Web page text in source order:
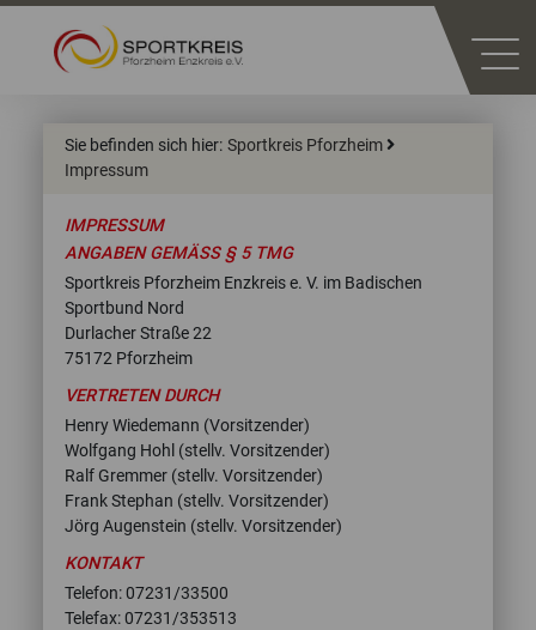
Sie befinden sich hier: Sportkreis Pforzheim
Impressum
IMPRESSUM
ANGABEN GEMÄSS § 5 TMG
Sportkreis Pforzheim Enzkreis e. V. im Badischen
Sportbund Nord
Durlacher Straße 22
75172 Pforzheim
VERTRETEN DURCH
Henry Wiedemann (Vorsitzender)
Wolfgang Hohl (stellv. Vorsitzender)
Ralf Gremmer (stellv. Vorsitzender)
Frank Stephan (stellv. Vorsitzender)
Jörg Augenstein (stellv. Vorsitzender)
KONTAKT
Telefon: 07231/33500
Telefax: 07231/353513